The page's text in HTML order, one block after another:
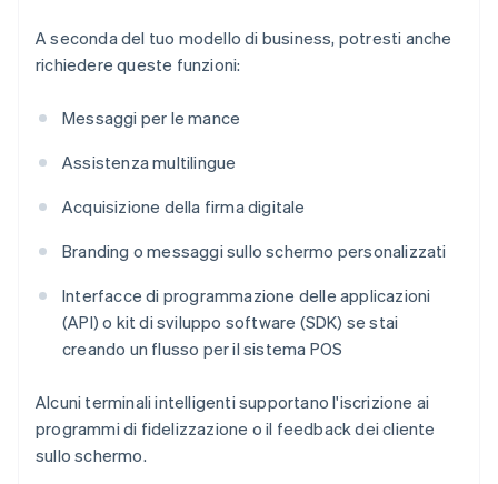
A seconda del tuo modello di business, potresti anche
richiedere queste funzioni:
Messaggi per le mance
Assistenza multilingue
Acquisizione della firma digitale
Branding o messaggi sullo schermo personalizzati
Interfacce di programmazione delle applicazioni
(API) o kit di sviluppo software (SDK) se stai
creando un flusso per il sistema POS
Alcuni terminali intelligenti supportano l'iscrizione ai
programmi di fidelizzazione o il feedback dei cliente
sullo schermo.